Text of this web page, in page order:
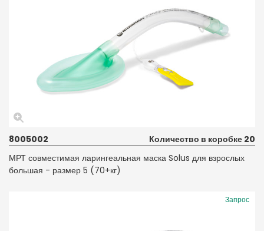
8005002
Количество в коробке 20
МРТ совместимая ларингеальная маска Solus для взрослых
большая - размер 5 (70+кг)
Запрос